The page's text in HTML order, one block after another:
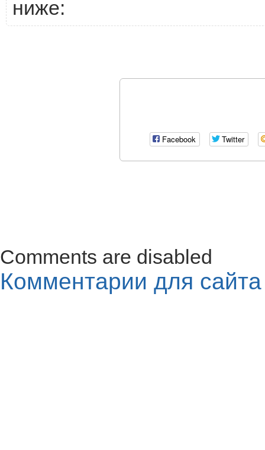
ниже:
Facebook Twitter
Comments are disabled
Комментарии для